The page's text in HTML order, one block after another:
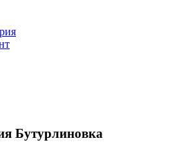
Бутурлиновка